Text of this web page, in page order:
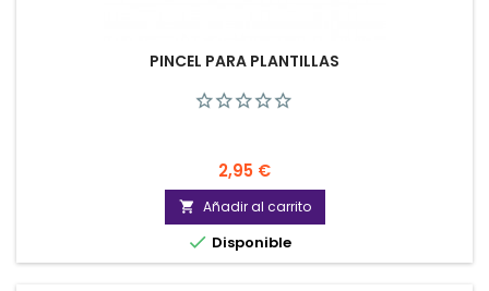
PINCEL PARA PLANTILLAS
Precio
2,95 €
 Añadir al carrito
 Disponible